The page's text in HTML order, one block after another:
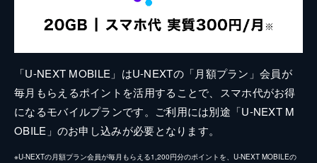
「U-NEXT MOBILE」はU-NEXTの「月額プラン」会員が
毎月もらえるポイントを活用することで、スマホ代がお得
になるモバイルプランです。ご利用には別途「U-NEXT M
OBILE」のお申し込みが必要となります。
※U-NEXTの月額プラン会員が毎月もらえる1,200円分のポイントを、U-NEXT MOBILEの